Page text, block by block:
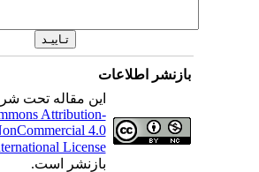
بازنشر اطلاعات
این مقاله تحت
Attribution-
NonCommercial 4.0
International License
بازنشر است.